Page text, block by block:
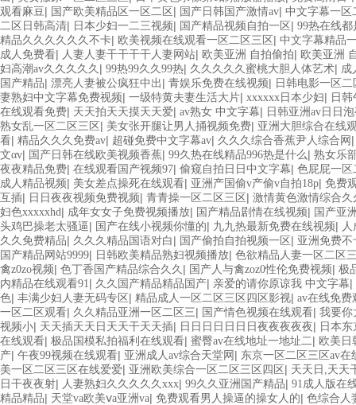
观看麻豆| 国产欧美精品区一区二区 | 国产日韩国产激情av| 中文字幕一区
二区日韩高清| 日本少妇一二三视频| 国产精品视频自拍一区 | 99热在线
精品久久久久久久不卡| 欧美视频在线观看一区二区三区 | 中文字幕精品
成人免费看| 人妻人妻干干干干人妻网站| 欧美亚洲 自拍偷拍| 欧美亚洲
妇高潮av久久久久久 | 99热99久久99热| 久久久久久蜜桃大胆人体艺术| 成
国产精品| 漂亮人妻被公疯狂中出 | 青娱乐免费在线视频| 日韩电影一区
妻熟妇中文字幕免费视频| 一级特黄夫妻生活大片| xxxxxx日本少妇| 日
在线观看免费| 天天拍天天摸天天爱| av熟女 中文字幕| 日韩亚洲av日日
熟女乱一区二区三区 | 美女张开腿让男人捅视频免费| 亚洲大胆综合在线
看| 精品久久久免费av| 超碰免费中文字幕av| 久久久综合香蕉尹人综合网
文αv| 国产日韩在线欧美视频香蕉| 99久热在线精品996热是什么| 熟女乐
夜夜精品免费| 在线观看国产视频97| 偷窥自拍日日中文字幕| 色屁屁一区
成人精品视频| 美女差点操死在线观看| 亚洲产国偷v产偷v自拍18p| 免费
互插| 日日夜夜视频免费视频| 青青操一区二区三区 | 激情黄色激情综合久
妇色xxxxxhd| 成年女女子免费视频播放| 国产精品剧情在线视频| 国产亚
头鸡巴操老太骚逼 | 国产在线小视频你懂的| 九九热最新免费在线视频|
久久免费精品| 久久久精品国语对白 | 国产偷拍自拍视频一区 | 亚洲免费
国产精品网站9999| 日韩欧美精品熟妇视频播放| 色欲精品人妻一区二区
禽z0zo视频| 色丁香国产精品综合久久 | 国产人与禽zoz0性伦免费视频| 极
内精品在线观看91| 久久国产精品精品国产| 亲爱的请你原谅我 中文字幕|
色| 丰满少妇人妻无码专区 | 精品成人一区二区三区四区影视| av在线免费
一区二区观看| 久久精品亚洲一区二区三| 国产情色视频在线观看| 我要
视频小| 天天插天天日天天干天天插| 日日日日日日日夜夜夜夜夜| 日本
在线观看| 极品国模私拍福利在线观看| 蜜臀av在线地址一地址二| 欧美日
产| 午夜99视频在线观看| 亚洲成人av综合天堂网 | 东京一区二区三区av在
美一区二区三区在线爱爱| 亚洲欧美综合一区二区三区四区 | 天天日,天天
日干夜夜射| 人妻熟妇久久久久久xxx| 99久久亚洲国产精品| 91成人版在
精品精品| 天堂va欧美ⅴa亚洲va| 免费观看男人操逼的操女人的| 色综合人